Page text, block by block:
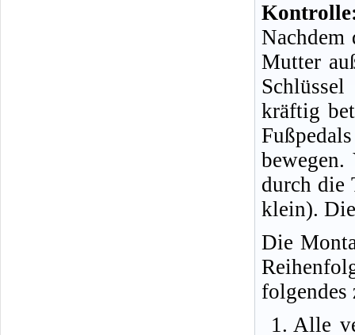
Nachdem
Mutter
kräftig
durch die
klein).
Die
folgendes
Alle